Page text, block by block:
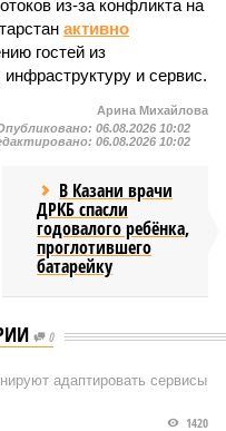
из-за конфликта на
активно
гостей из
и сервис.
Арина Михайлова
06.08.2026 10:02
06.08.2026 10:02
В Казани врачи
ДРКБ спасли
годовалого ребёнка,
проглотившего
батарейку
0
адаптировать сервисы
1420